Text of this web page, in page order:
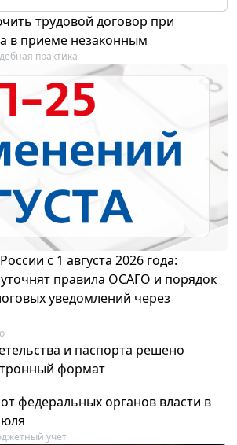
трудовой договор при
в приеме незаконным
практика
с 1 августа 2026 года:
правила ОСАГО и порядок
уведомлений через
и паспорта решено
формат
федеральных органов власти в
учет